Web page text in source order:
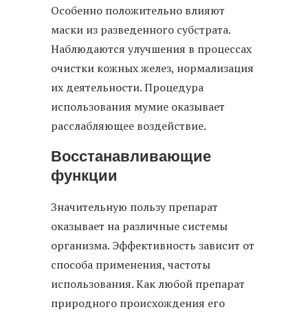
Особенно положительно влияют
маски из разведенного субстрата.
Наблюдаются улучшения в процессах
очистки кожных желез, нормализация
их деятельности. Процедура
использования мумие оказывает
расслабляющее воздействие.
Восстанавливающие
функции
Значительную пользу препарат
оказывает на различные системы
организма. Эффективность зависит от
способа применения, частоты
использования. Как любой препарат
природного происхождения его